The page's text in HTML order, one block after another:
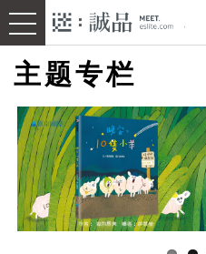
主题专栏